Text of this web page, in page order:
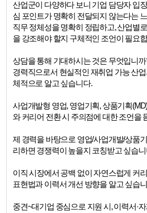
산업군이 다양하다 보니 기업 담당자 입
심 포인트가 명확히 전달되지 않는다는
직무 정체성을 명확히 정립하고, 산업별
을 강조해야 할지 구체적인 조언이 필요
상담을 통해 기대하시는 것은 무엇입니
경력직으로서 현실적인 재취업 가능 산
체적으로 알고 싶습니다.
사업개발형 영업, 영업기획, 상품기획
와 커리어 전환 시 주의점에 대한 조언을
제 경력을 바탕으로 영업/사업개발/상품
리하면 경쟁력이 높을지 코칭받고 싶습니
이직 시장에서 공백 없이 자연스럽게 커
표현법과 이력서 개선 방향을 알고 싶습
중견~대기업 중심으로 지원 시, 이력서·